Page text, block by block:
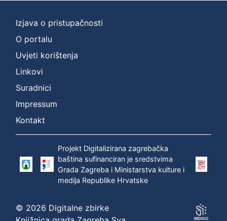
Izjava o pristupačnosti
O portalu
Uvjeti korištenja
Linkovi
Suradnici
Impressum
Kontakt
Projekt Digitalizirana zagrebačka
baština sufinanciran je sredstvima
Grada Zagreba i Ministarstva kulture i
medija Republike Hrvatske
© 2026 Digitalne zbirke